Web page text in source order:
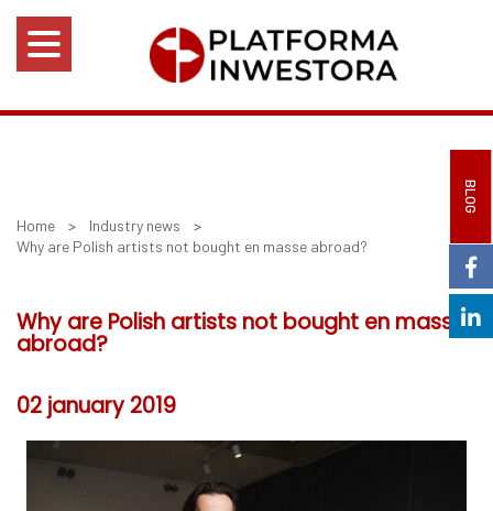
BLOG
Home > Industry news >
Why are Polish artists not bought en masse abroad?
Why are Polish artists not bought en masse
abroad?
02 january 2019